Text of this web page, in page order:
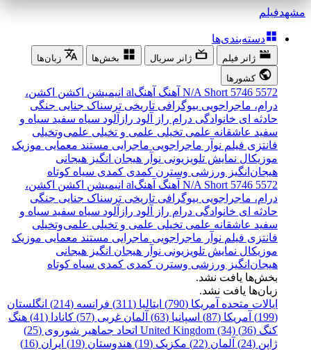
مشهدفیلم
دسته‌بندی‌ها
ژانر فیلم ژانر سریال بخش‌ها
زبان‌ها
کشورها
5572
5746
N/A Short آهنگ آهنگal انیمیشن اکشن اکشن،
درام، ماجراجویی بیوگرافی تاریخی ترسناک جنایی جنگی
حادثه ای خانوادگی درام راز آلود رازآلود سیاه سفید سیاه و
سفید عاشقانه علمی تخیلی علمی و تخیلی علمی‌و‌تخیلی
فانتزی فیلم نوآر ماجراجویی ماجرایی مستند معمایی موزیک
موزیکال نمایش تلویزیونی نوآر هیجان انگیز هیجانی
هیجان‌انگیز ورزشی وسترن کمدی کمدی سیاه کوتاه
5572
5746
N/A Short آهنگ آهنگal انیمیشن اکشن اکشن،
درام، ماجراجویی بیوگرافی تاریخی ترسناک جنایی جنگی
حادثه ای خانوادگی درام راز آلود رازآلود سیاه سفید سیاه و
سفید عاشقانه علمی تخیلی علمی و تخیلی علمی‌و‌تخیلی
فانتزی فیلم نوآر ماجراجویی ماجرایی مستند معمایی موزیک
موزیکال نمایش تلویزیونی نوآر هیجان انگیز هیجانی
هیجان‌انگیز ورزشی وسترن کمدی کمدی سیاه کوتاه
بخش‌ها یافت نشد.
زبان‌ها یافت نشد.
ایالات متحده آمریکا (790)
ایتالیا (311) فرانسه (214)
انگلستان
(199)
آمریکا (87) اسپانیا (63) آلمان غربی (57) کانادا (41)
هنگ
کنگ (36)
United Kingdom (34) اتحاد جماهیر شوروی (25)
ژاپن (24)
آلمان (22) مکزیک (19) هندوستان (19)
ایران (16)